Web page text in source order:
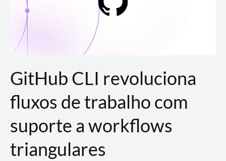
GitHub CLI revoluciona
fluxos de trabalho com
suporte a workflows
triangulares